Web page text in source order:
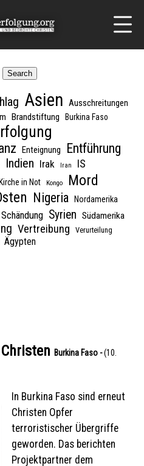
Search
Asien Ausschreitungen
Brandstiftung Burkina Faso
Enteignung Entführung
Indien Irak Iran IS
Kirche in Not Kongo Mord
Nigeria Nordamerika
Schändung Syrien Südamerika
Vertreibung Verurteilung
Ägypten
Burkina Faso -(10.
In Burkina Faso sind erneut
Christen Opfer
terroristischer Übergriffe
geworden. Das berichten
Projektpartner dem